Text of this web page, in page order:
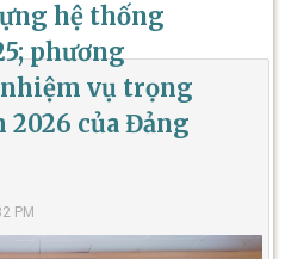
hệ thống
phương
vụ trọng
2026 của Đảng
PM